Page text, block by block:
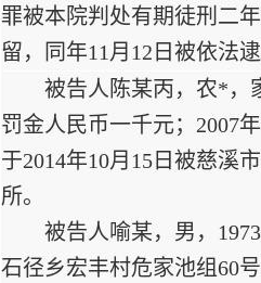
罪被本院判处有期徒刑二
留，同年11月12日被依法
被告人陈某丙，农*，
罚金人民币一千元；2007
于2014年10月15日被慈溪
所。
被告人喻某，男，
石径乡宏丰村危家池组60